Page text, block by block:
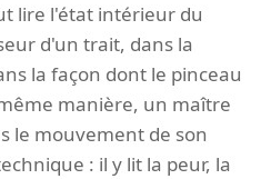
lire l'état intérieur du
d'un trait, dans la
la façon dont le pinceau
manière, un maître
le mouvement de son
: il y lit la peur, la